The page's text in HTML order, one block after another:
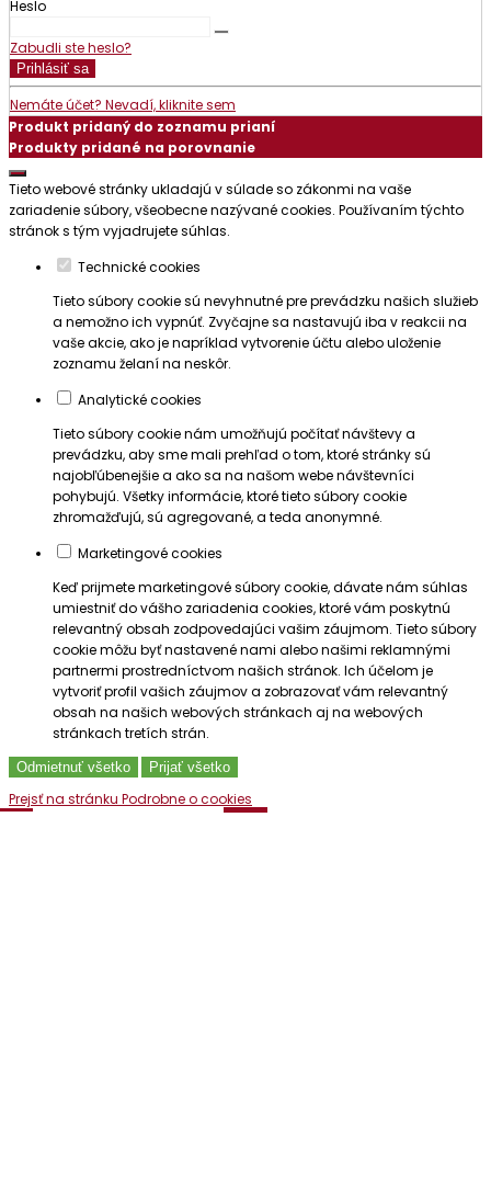
Heslo
Zabudli ste heslo?
Prihlásiť sa
Nemáte účet? Nevadí, kliknite sem
Produkt pridaný do zoznamu prianí
Produkty pridané na porovnanie
Tieto webové stránky ukladajú v súlade so zákonmi na vaše
zariadenie súbory, všeobecne nazývané cookies. Používaním týchto
stránok s tým vyjadrujete súhlas.
Technické cookies
Tieto súbory cookie sú nevyhnutné pre prevádzku našich služieb
a nemožno ich vypnúť. Zvyčajne sa nastavujú iba v reakcii na
vaše akcie, ako je napríklad vytvorenie účtu alebo uloženie
zoznamu želaní na neskôr.
Analytické cookies
Tieto súbory cookie nám umožňujú počítať návštevy a
prevádzku, aby sme mali prehľad o tom, ktoré stránky sú
najobľúbenejšie a ako sa na našom webe návštevníci
pohybujú. Všetky informácie, ktoré tieto súbory cookie
zhromažďujú, sú agregované, a teda anonymné.
Marketingové cookies
Keď prijmete marketingové súbory cookie, dávate nám súhlas
umiestniť do vášho zariadenia cookies, ktoré vám poskytnú
relevantný obsah zodpovedajúci vašim záujmom. Tieto súbory
cookie môžu byť nastavené nami alebo našimi reklamnými
partnermi prostredníctvom našich stránok. Ich účelom je
vytvoriť profil vašich záujmov a zobrazovať vám relevantný
obsah na našich webových stránkach aj na webových
stránkach tretích strán.
Odmietnuť všetko Prijať všetko
Prejsť na stránku Podrobne o cookies